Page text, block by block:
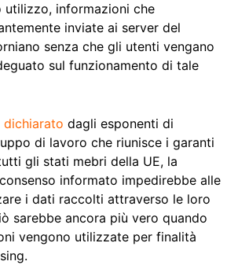
utilizzo, informazioni che
inviate ai server del
senza che gli utenti vengano
sul funzionamento di tale
dichiarato dagli esponenti di
di lavoro che riunisce i garanti
gli stati mebri della UE, la
informato impedirebbe alle
i dati raccolti attraverso le loro
sarebbe ancora più vero quando
vengono utilizzate per finalità